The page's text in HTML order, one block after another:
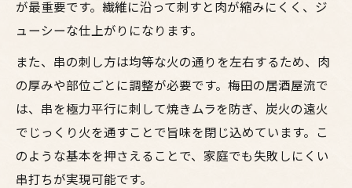
が最重要です。繊維に沿って刺すと肉が縮みにくく、ジ
ューシーな仕上がりになります。
また、串の刺し方は均等な火の通りを左右するため、肉
の厚みや部位ごとに調整が必要です。梅田の居酒屋流で
は、串を極力平行に刺して焼きムラを防ぎ、炭火の遠火
でじっくり火を通すことで旨味を閉じ込めています。こ
のような基本を押さえることで、家庭でも失敗しにくい
串打ちが実現可能です。